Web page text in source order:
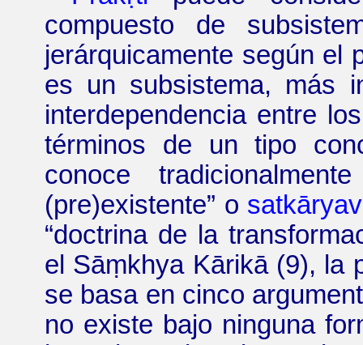
compuesto de
jerárquicamente según el
es un subsistema, más
interdependencia entre
términos de un tipo
conoce
(pre)existente” o
“doctrina de la
el Sāṃkhya Kārikā (9), la
se basa en cinco
no existe bajo ninguna